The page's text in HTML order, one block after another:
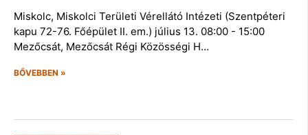
Miskolc, Miskolci Területi Vérellátó Intézeti (Szentpéteri
kapu 72-76. Főépület II. em.) július 13. 08:00 - 15:00
Mezőcsát, Mezőcsát Régi Közösségi H…
BŐVEBBEN »